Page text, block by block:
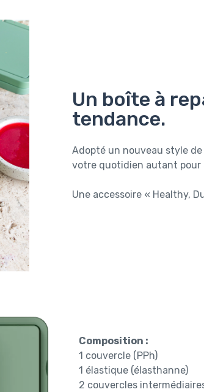
Un boîte à
tendance.
Adopté un nouveau style
votre quotidien autant pour
Une accessoire « Healthy,
Composition :
1 couvercle (PPh)
1 élastique (élasthanne)
2 couvercles